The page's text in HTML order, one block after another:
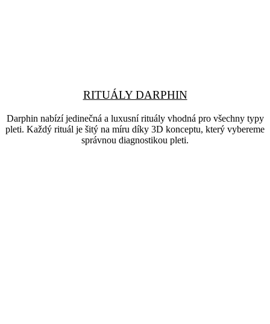
RITUÁLY DARPHIN
Darphin nabízí jedinečná a luxusní rituály vhodná pro všechny typy
pleti. Každý rituál je šitý na míru díky 3D konceptu, který vybereme
správnou diagnostikou pleti.